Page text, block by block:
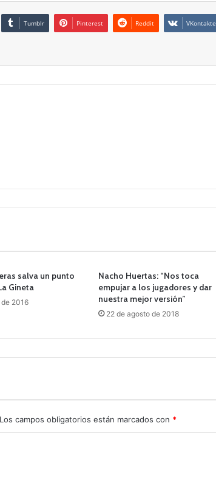
Tumblr Pinterest Reddit VKontakte
salva un punto
Gineta
2016
Nacho Huertas: “Nos toca
empujar a los jugadores y dar
nuestra mejor versión”
22 de agosto de 2018
Los campos obligatorios están marcados con *